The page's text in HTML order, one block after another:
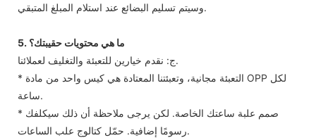
وسيتم تسليم البضائع عند استلام المبلغ المتبقي.
5. ما هي محتويات حقيبتك؟
ج: نقدم خيارين للتعبئة والتغليف لعملائنا.
* التعبئة مجانية، وتعبئتنا المعتادة هي كيس واحد من مادة OPP لكل
ساعة.
* صمم علبة ساعتك الخاصة. لكن يرجى ملاحظة أن ذلك سيكلفك
رسومًا إضافية. حمّل كتالوج علب الساعات.